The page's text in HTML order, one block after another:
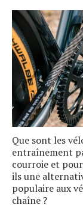
Que sont les
entraînement
courroie et
ils une
populaire aux
chaîne ?